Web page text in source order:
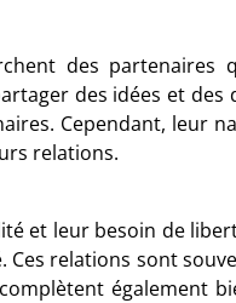
des partenaires
des idées et des
Cependant, leur
relations.
et leur besoin de
relations sont
également